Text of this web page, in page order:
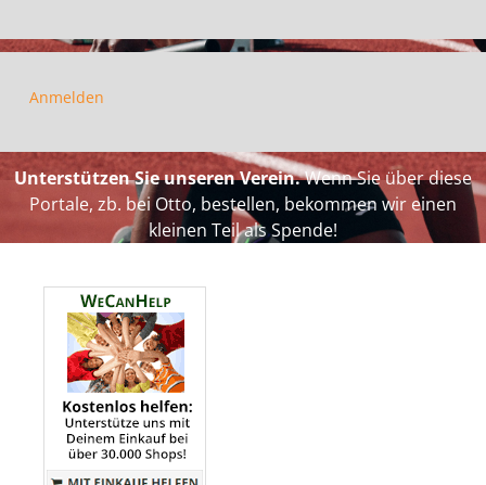
Anmelden
Unterstützen Sie unseren Verein.Wenn Sie über diese
Portale, zb. bei Otto, bestellen, bekommen wir einen
kleinen Teil als Spende!